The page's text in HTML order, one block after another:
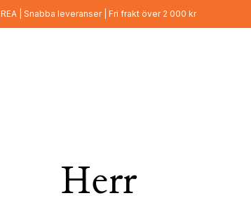
REA | Snabba leveranser | Fri frakt över 2 000 kr
Herr